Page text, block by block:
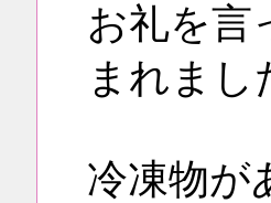
お礼を言
まれまし
冷凍物が